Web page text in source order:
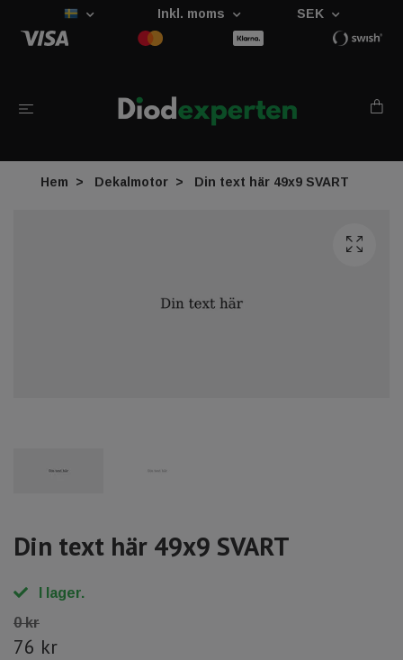
Inkl. moms SEK
Hem Dekalmotor Din text här 49x9 SVART
Din text här 49x9 SVART
I lager.
0 kr
76 kr